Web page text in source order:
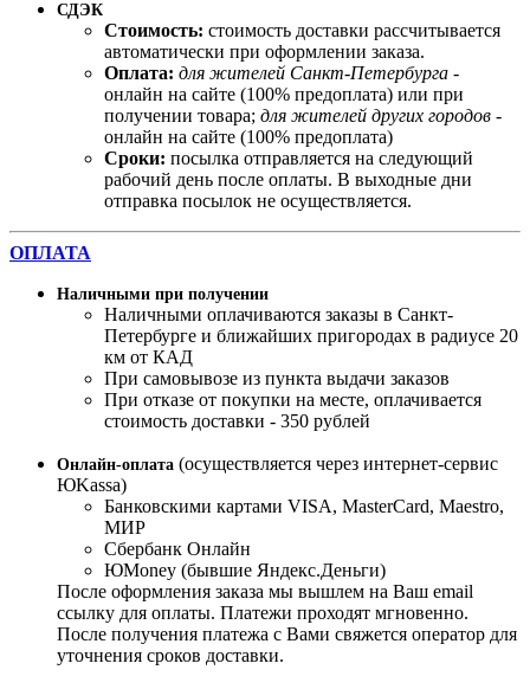
СДЭК
Стоимость: стоимость доставки рассчитывается
автоматически при оформлении заказа.
Оплата: для жителей Санкт-Петербурга -
онлайн на сайте (100% предоплата) или при
получении товара; для жителей других городов -
онлайн на сайте (100% предоплата)
Сроки: посылка отправляется на следующий
рабочий день после оплаты. В выходные дни
отправка посылок не осуществляется.
ОПЛАТА
Наличными при получении
Наличными оплачиваются заказы в Санкт-
Петербурге и ближайших пригородах в радиусе 20
км от КАД
При самовывозе из пункта выдачи заказов
При отказе от покупки на месте, оплачивается
стоимость доставки - 350 рублей
Онлайн-оплата (осуществляется через интернет-сервис
ЮKassa)
Банковскими картами VISA, MasterСard, Maestro,
МИР
Сбербанк Онлайн
ЮMoney (бывшие Яндекс.Деньги)
После оформления заказа мы вышлем на Ваш email
ссылку для оплаты. Платежи проходят мгновенно.
После получения платежа с Вами свяжется оператор для
уточнения сроков доставки.